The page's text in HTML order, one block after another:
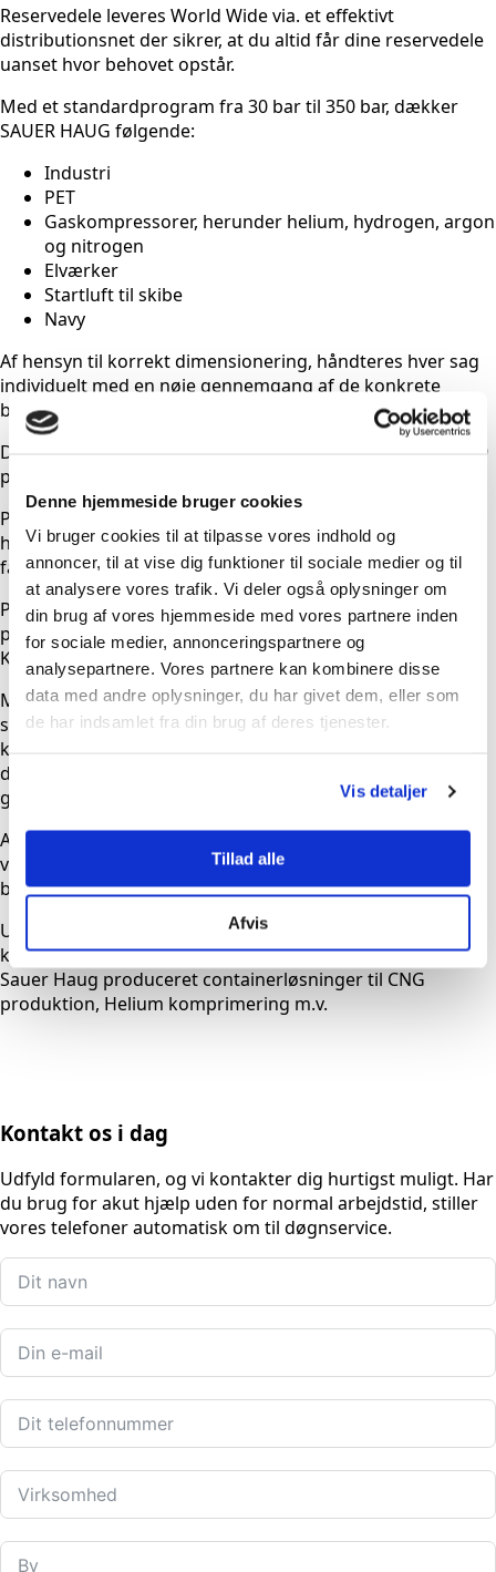
Denne hjemmeside bruger cookies
Vi bruger cookies til at tilpasse vores indhold og
annoncer, til at vise dig funktioner til sociale medier og til
at analysere vores trafik. Vi deler også oplysninger om
din brug af vores hjemmeside med vores partnere inden
for sociale medier, annonceringspartnere og
analysepartnere. Vores partnere kan kombinere disse
data med andre oplysninger, du har givet dem, eller som
de har indsamlet fra din brug af deres tjenester.
Vis detaljer
Tillad alle
Afvis
Reservedele leveres World Wide via. et effektivt
distributionsnet der sikrer, at du altid får dine reservedele
uanset hvor behovet opstår.
Med et standardprogram fra 30 bar til 350 bar, dækker
SAUER HAUG følgende:
Industri
PET
Gaskompressorer, herunder helium, hydrogen, argon
og nitrogen
Elværker
Startluft til skibe
Navy
Af hensyn til korrekt dimensionering, håndteres hver sag
individuelt med en nøje gennemgang af de konkrete
behov.
DTI A/S har været officiel Sauer & Sohn partner siden 1989
på industrisiden.
På trods af at Sauer & Sohn er en konventionel tysk
højkvalitets producent, er innovation en stor del af
fabrikkens vision.
På denne baggrund, rekvirerede man den Schweiziske
producent af oliefrie højtrykskompressorer HAUG
Kompressoren i 00´erne.
Med HAUG har man fået 1. klasses oliefrie
stempelkompressorer på programmet, som kan
komprimere enhver gas, aggressiv eller eksplosiv – bare
der ikke er væsker i komprimeringsfasen – så tager HAUG
gerne opgaven.
Alt efter model, leveres kompressorerne i luft eller
vandkølet version. Alle modellerne er konstrueret til høj
belastning samt ekstreme omgivelsestemperaturer.
Ud over standard programmet, kan der laves
kundetilpassede løsninger. DTI A/S har i samarbejde med
Sauer Haug produceret containerløsninger til CNG
produktion, Helium komprimering m.v.
Kontakt os i dag
Udfyld formularen, og vi kontakter dig hurtigst muligt. Har
du brug for akut hjælp uden for normal arbejdstid, stiller
vores telefoner automatisk om til døgnservice.